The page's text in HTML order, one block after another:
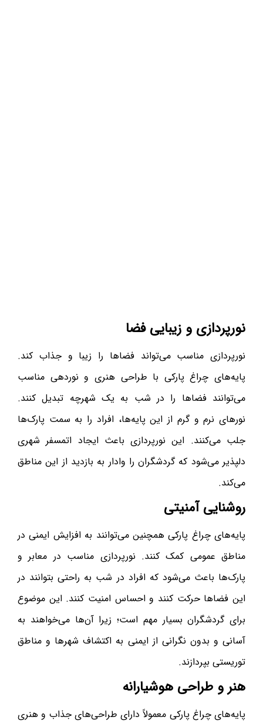
نورپردازی و زیبایی فضا
نورپردازی مناسب می‌تواند فضاها را زیبا و جذاب کند.
پایه‌های چراغ پارکی با طراحی هنری و نوردهی مناسب
می‌توانند فضاها را در شب به یک شهرچه تبدیل کنند.
نورهای نرم و گرم از این پایه‌ها، افراد را به سمت پارک‌ها
جلب می‌کنند. این نورپردازی باعث ایجاد اتمسفر شهری
دلپذیر می‌شود که گردشگران را وادار به بازدید از این مناطق
می‌کند.
روشنایی آمنیتی
پایه‌های چراغ پارکی همچنین می‌توانند به افزایش ایمنی در
مناطق عمومی کمک کنند. نورپردازی مناسب در معابر و
پارک‌ها باعث می‌شود که افراد در شب به راحتی بتوانند در
این فضاها حرکت کنند و احساس امنیت کنند. این موضوع
برای گردشگران بسیار مهم است؛ زیرا آن‌ها می‌خواهند به
آسانی و بدون نگرانی از ایمنی به اکتشاف شهرها و مناطق
توریستی بپردازند.
هنر و طراحی هوشیارانه
پایه‌های چراغ پارکی معمولاً دارای طراحی‌های جذاب و هنری